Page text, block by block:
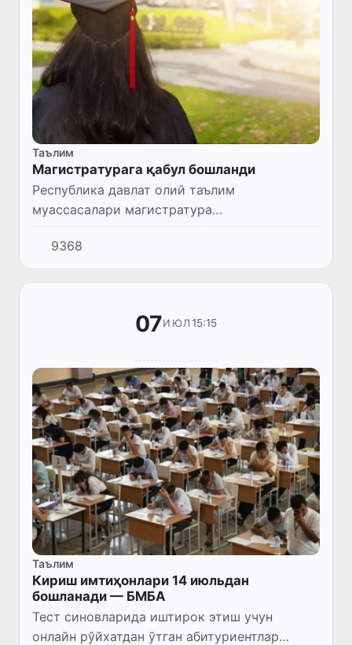
Таълим
Магистратурага қабул бошланди
Республика давлат олий таълим
муассасалари магистратура
мутахассисликларига онлайн рўйхатдан
ўтиш бошланди.
9368
07ИЮЛ 15:15
Таълим
Кириш имтиҳонлари 14 июльдан
бошланади — БМБА
Тест синовларида иштирок этиш учун
онлайн рўйхатдан ўтган абитуриентлар